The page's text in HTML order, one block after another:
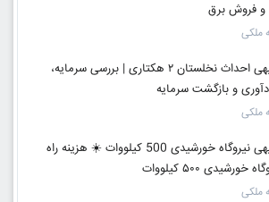
و فروش برق
ملکی
طرح توجیهی احداث نخلستان ۲ هکتاری | بررسی سرمایه،
و بازگشت سرمایه
ملکی
طرح توجیهی نیروگاه خورشیدی 500 کیلووات ☀️ هزینه راه
۵۰۰ کیلووات
ملکی